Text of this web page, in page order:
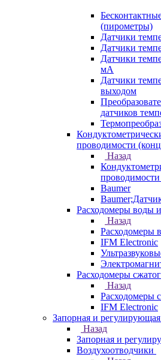
(пирометры)
Датчики
Датчики
Датчики
мА
Датчики
выходом
датчиков
проводимости
Назад
Baumer
Расходомеры воды
Назад
Расходомеры
IFM Electronic
Расходомеры
Назад
Расходомеры
IFM Electronic
Запорная и регулирующая
Назад
Запорная и
Воздухоотводчики